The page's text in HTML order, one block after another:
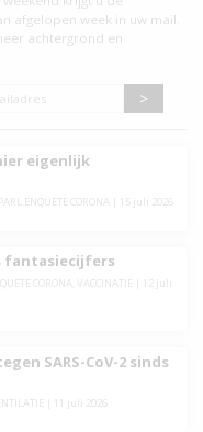
afgelopen week in uw mail.
achtergrond en
eigenlijk
PARL.ENQUETE CORONA 15 juli 2026
fantasiecijfers
CORONA VACCINATIE
12 juli
SARS-CoV-2 sinds
11 juli 2026